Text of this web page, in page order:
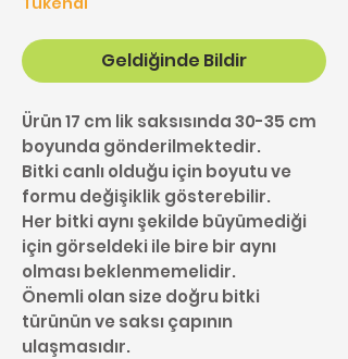
Geldiğinde Bildir
Ürün 17 cm lik saksısında 30-35 cm
boyunda gönderilmektedir.
Bitki canlı olduğu için boyutu ve
formu değişiklik gösterebilir.
Her bitki aynı şekilde büyümediği
için görseldeki ile bire bir aynı
olması beklenmemelidir.
Önemli olan size doğru bitki
türünün ve saksı çapının
ulaşmasıdır.